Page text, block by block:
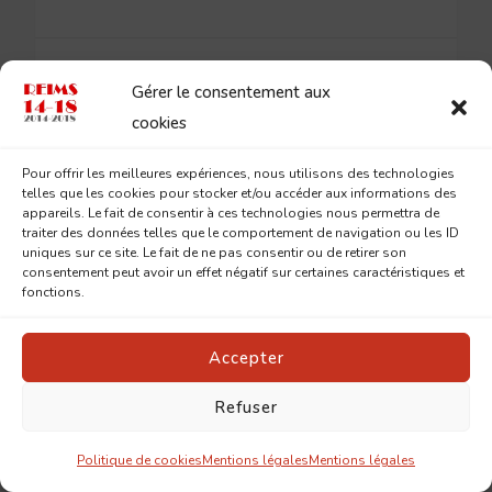
Gérer le consentement aux
cookies
Pour offrir les meilleures expériences, nous utilisons des technologies
telles que les cookies pour stocker et/ou accéder aux informations des
appareils. Le fait de consentir à ces technologies nous permettra de
traiter des données telles que le comportement de navigation ou les ID
uniques sur ce site. Le fait de ne pas consentir ou de retirer son
consentement peut avoir un effet négatif sur certaines caractéristiques et
fonctions.
Accepter
Refuser
Politique de cookiesMentions légalesMentions légales
1 commentaire
Armand
12 septembre 2015 à 6 h 44 min